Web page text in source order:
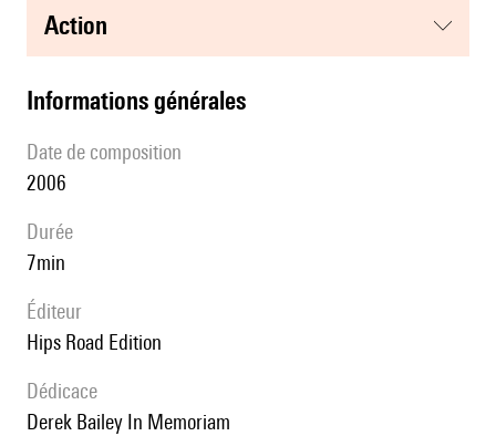
action
informations générales
date de composition
2006
durée
7min
éditeur
Hips Road Edition
Dédicace
Derek Bailey In Memoriam